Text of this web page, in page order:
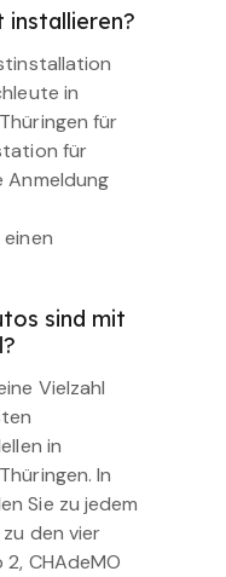
installieren?
in
für
für
Anmeldung
sind mit
Vielzahl
in
In
Sie zu jedem
den vier
CHAdeMO